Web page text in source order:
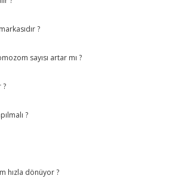
?
sayısı artar mı ?
?
?
hızla dönüyor ?